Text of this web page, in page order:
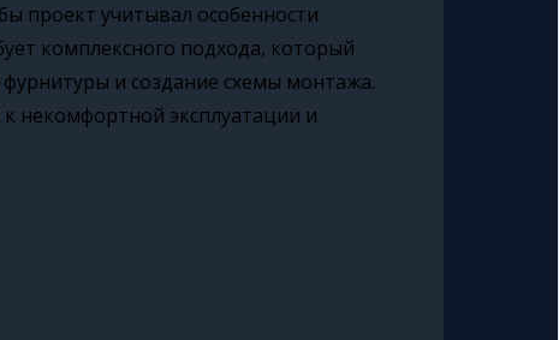
проект учитывал особенности
комплексного подхода, который
и создание схемы монтажа.
некомфортной эксплуатации и